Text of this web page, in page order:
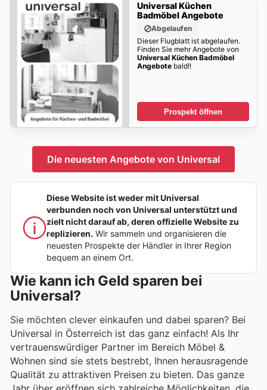
Universal Küchen
Badmöbel Angebote
Abgelaufen
Dieser Flugblatt ist abgelaufen.
Finden Sie mehr Angebote von
Universal Küchen Badmöbel
Angebotebald!!
Prospekt öffnen
Die neuesten Angebote von Universal
Diese Website ist weder mit Universal
verbunden noch von Universal unterstützt und
zielt nicht darauf ab, deren offizielle Website zu
replizieren. Wir sammeln und organisieren die
neuesten Prospekte der Händler in Ihrer Region
bequem an einem Ort.
Wie kann ich Geld sparen bei
Universal?
Sie möchten clever einkaufen und dabei sparen? Bei
Universal in Österreich ist das ganz einfach! Als Ihr
vertrauenswürdiger Partner im Bereich Möbel &
Wohnen sind sie stets bestrebt, Ihnen herausragende
Qualität zu attraktiven Preisen zu bieten. Das ganze